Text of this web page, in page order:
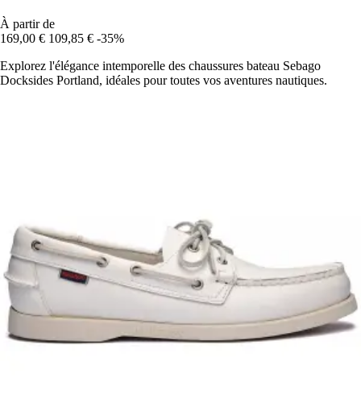
À partir de
169,00 € 109,85 € -35%
Explorez l'élégance intemporelle des chaussures bateau Sebago
Docksides Portland, idéales pour toutes vos aventures nautiques.